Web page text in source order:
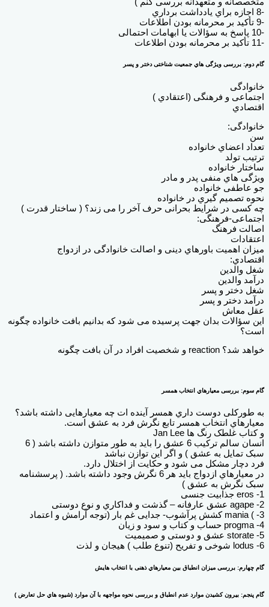
-8 اجازه براي یادداشت برداري
-9 تأکید بر محرمانه بودن اطلاعات
-10 پاسخ به سؤالات یا ابهامات احتمالی
-11 تأکید بر محرمانه بودن اطلاعات
گام دوم: بررسی ویژگی هاي جمعیت شناختی دختر و پسر
خانوادگی
اجتماعی و فرهنگی (اعتقادي )
اقتصادي
خانوادگی:
سن
تعداد اعضاي خانواده
ترتیب تولد
ساختار خانواده
ویژگی هاي منفی پدر و مادر
جو عاطفی خانواده
نحوه تصمیم گیري در خانواده
چه کسی در شرایط بحرانی حرف آخر را می زند؟ ( ساختار قدرت )
اجتماعی-فرهنگی:
اصالت فرهنگ
اعتقادات
میزان اهمیت باورهاي دینی و اصالت خانوادگی در ازدواج
اقتصادي:
شغل والدین
درآمد والدین
شغل دختر و پسر
درآمد دختر و پسر
عقل معاش
این سؤالات بدان جهت پرسیده می شود که بدانیم بافت خانواده چگونه
است؟
خواهد شد؟ reaction و شخصیت افراد در آن بافت چگونه
گام سوم: بررسی معیارهاي انتخاب همسر
به طورکلی دوست داري همسر آینده ات چه معیارهایی داشته باشد؟
معیارهاي انتخاب همسر تابع نگرش فرد به عشق است.
و کتاب غلطک رنگ ها Jan Lee
انسان سالم ترکیب 6 عشق را باید به طور متوازن داشته باشد ( 6
سبک تمایل به عشق ) و اگر این توازن نباشد
فرد دچار مشکل می شود و حکایت از اختلال دارد.
در معیارهاي ازدواج باید هر 6 نگرش وجود داشته باشد. ( پرسشنامه
سبک نگرش به عشق )
eros -1 جذابیت جنسی
agape -2 عشق عارفانه – گذشت و فداکاري و نوع دوستی
mania ( -3 کشش پرآشوب- جدایی غم بار (توجه آرامش و اعتماد
progma -4 حساب و کتاب و سود و زیان
storate -5 عشق و دوستی و صمیمیت
lodus -6 شوخی و تفریح (تنوع طلب ) هیجان و لذت
گام چهارم: بررسی میزان انطباق بین معیارهاي ذهنی با انتخاب هایش
گام پنجم: بیرون کشیدن موارد عدم انطباق و بررسی نحوه مواجهه با آن موارد (شیوه هاي حل تعارض )